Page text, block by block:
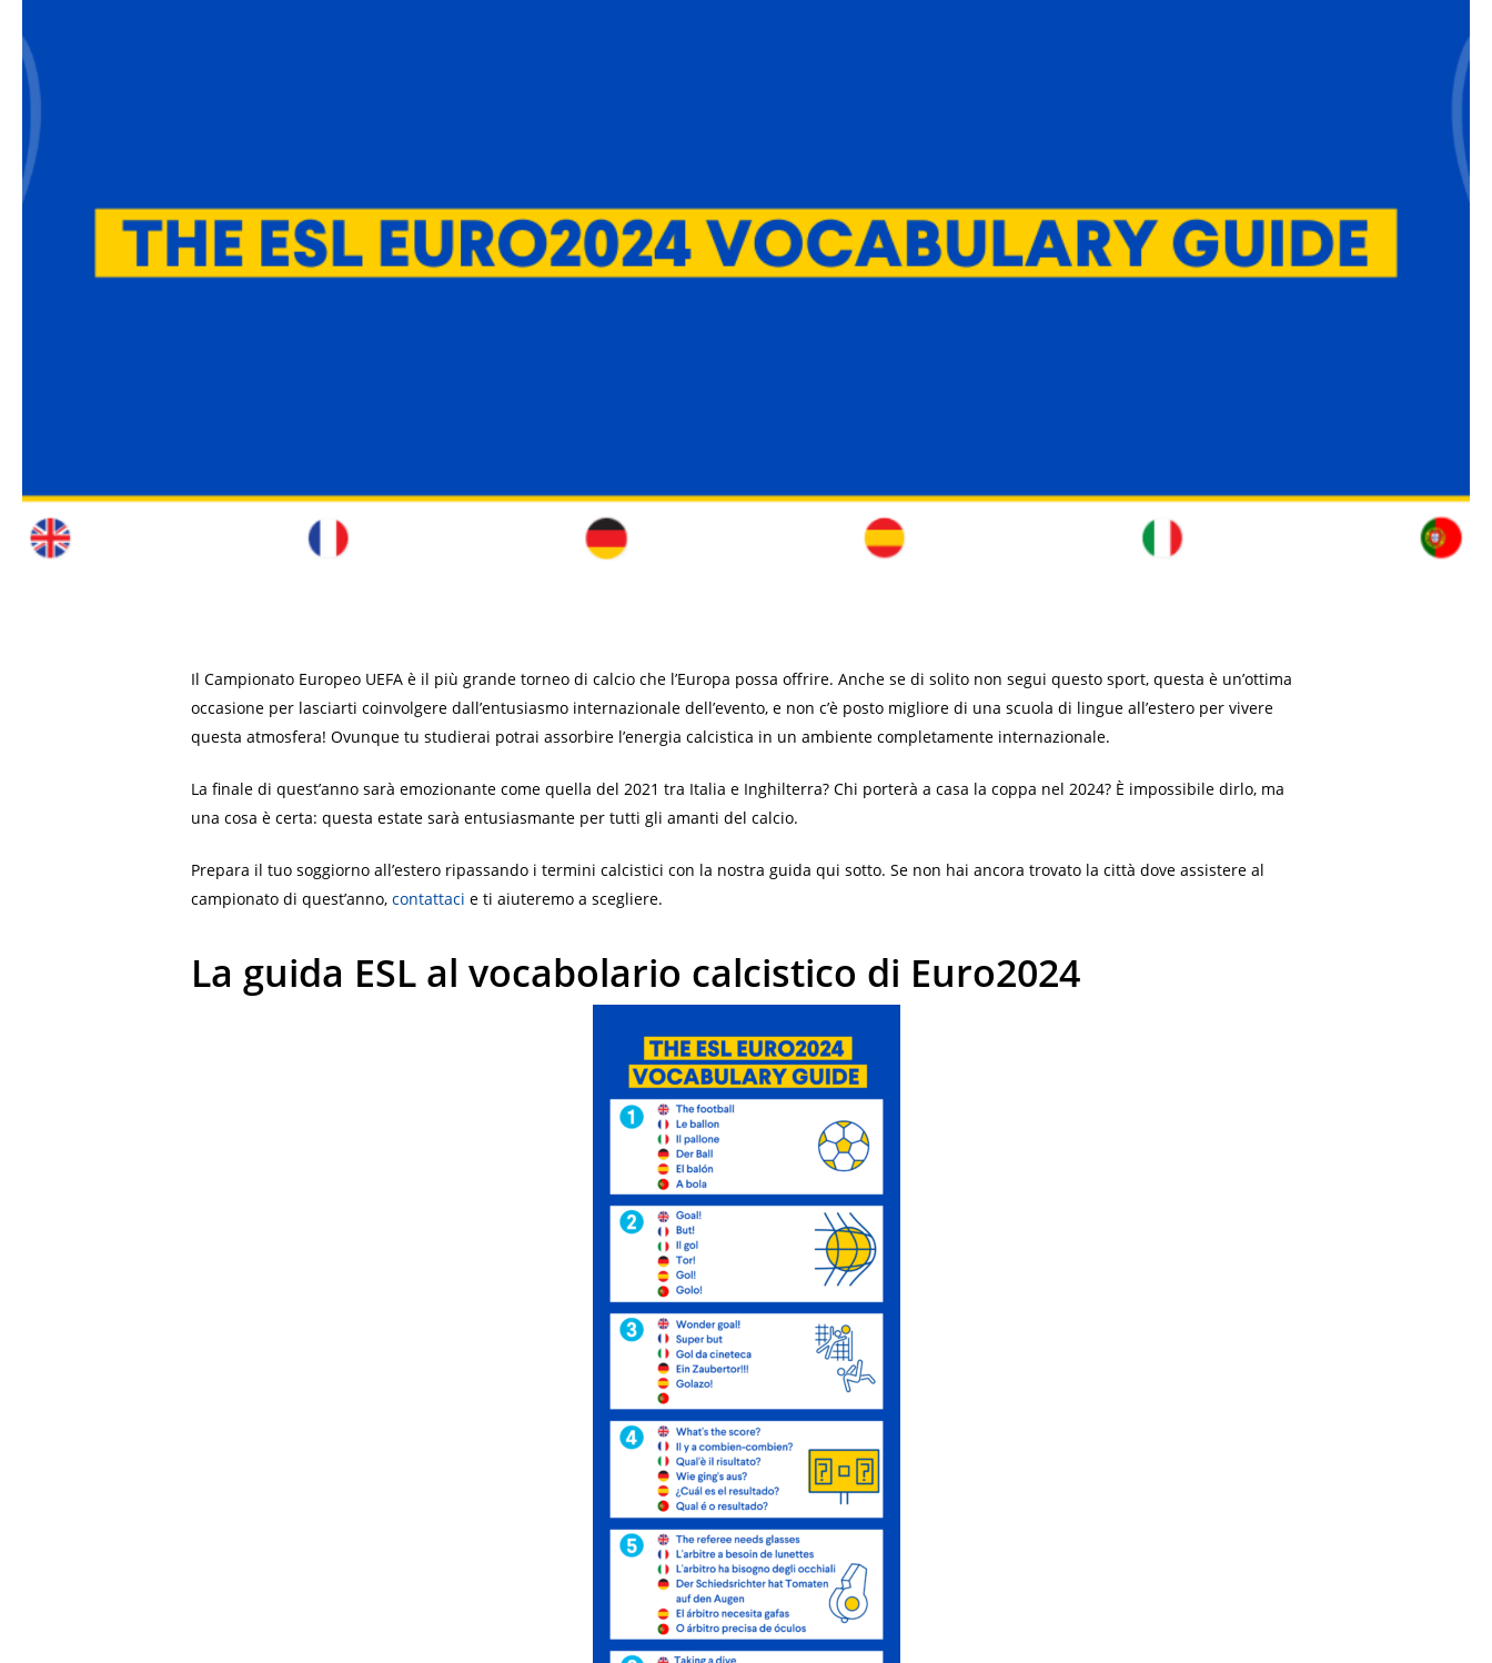
Il Campionato Europeo UEFA è il più grande torneo di calcio che l’Europa possa offrire. Anche se di solito non segui questo sport, questa è un’ottima
occasione per lasciarti coinvolgere dall’entusiasmo internazionale dell’evento, e non c’è posto migliore di una scuola di lingue all’estero per vivere
questa atmosfera! Ovunque tu studierai potrai assorbire l’energia calcistica in un ambiente completamente internazionale.
La finale di quest’anno sarà emozionante come quella del 2021 tra Italia e Inghilterra? Chi porterà a casa la coppa nel 2024? È impossibile dirlo, ma
una cosa è certa: questa estate sarà entusiasmante per tutti gli amanti del calcio.
Prepara il tuo soggiorno all’estero ripassando i termini calcistici con la nostra guida qui sotto. Se non hai ancora trovato la città dove assistere al
campionato di quest’anno, contattaci e ti aiuteremo a scegliere.
La guida ESL al vocabolario calcistico di Euro2024